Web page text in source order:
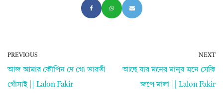
PREVIOUS
আজ আমার কৌপিন দে গো ভারতী
গোঁসাই || Lalon Fakir
NEXT
আছে যার মনের মানুষ মনে সেকি
জপে মালা || Lalon Fakir